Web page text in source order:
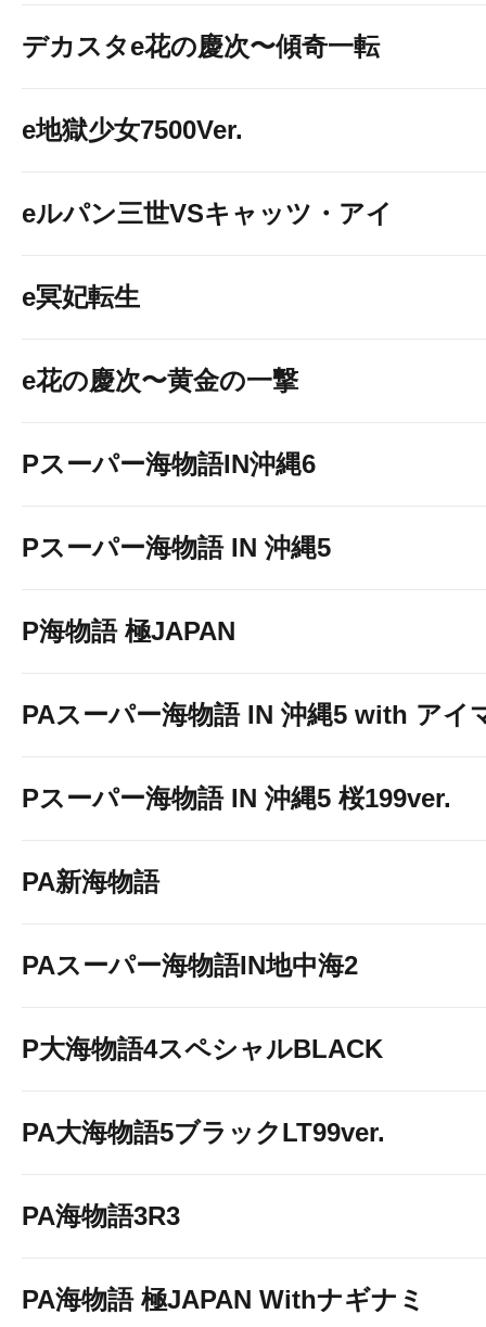
【当店の取り
デカスタe花の慶次〜傾奇一転
e地獄少女7500Ver.
eルパン三世VSキャッツ・アイ
e冥妃転生
e花の慶次〜黄金の一撃
Pスーパー海物語IN沖縄6
Pスーパー海物語 IN 沖縄5
P海物語 極JAPAN
PAスーパー海物語 IN 沖縄5 with アイ
Pスーパー海物語 IN 沖縄5 桜199ver.
PA新海物語
PAスーパー海物語IN地中海2
P大海物語4スペシャルBLACK
PA大海物語5ブラックLT99ver.
PA海物語3R3
PA海物語 極JAPAN Withナギナミ